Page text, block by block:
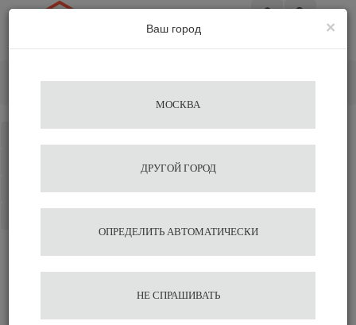
Кофемолка MACAP MXD
×
Ваш город
МОСКВА
ДРУГОЙ ГОРОД
ОПРЕДЕЛИТЬ АВТОМАТИЧЕСКИ
НЕ СПРАШИВАТЬ